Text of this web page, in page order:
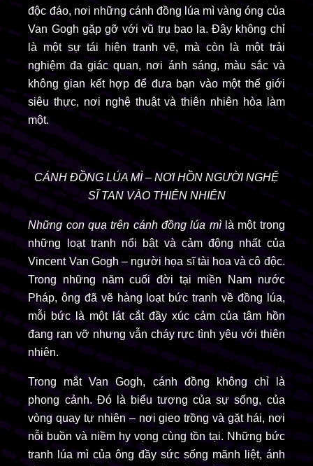
độc đáo, nơi những cánh đồng lúa mì vàng óng của
Van Gogh gặp gỡ với vũ trụ bao la. Đây không chỉ
là một sự tái hiện tranh vẽ, mà còn là một trải
nghiệm đa giác quan, nơi ánh sáng, màu sắc và
không gian kết hợp để đưa bạn vào một thế giới
siêu thực, nơi nghệ thuật và thiên nhiên hòa làm
một.
CÁNH ĐỒNG LÚA MÌ – NƠI HỒN NGƯỜI NGHỆ
SĨ TAN VÀO THIÊN NHIÊN
Những con quạ trên cánh đồng lúa mì là một trong
những loạt tranh nổi bật và cảm động nhất của
Vincent Van Gogh – người họa sĩ tài hoa và cô độc.
Trong những năm cuối đời tại miền Nam nước
Pháp, ông đã vẽ hàng loạt bức tranh về đồng lúa,
mỗi bức là một lát cắt đầy xúc cảm của tâm hồn
đang rạn vỡ nhưng vẫn cháy rực tình yêu với thiên
nhiên.
Trong mắt Van Gogh, cánh đồng không chỉ là
phong cảnh. Đó là biểu tượng của sự sống, của
vòng quay tự nhiên – nơi gieo trồng và gặt hái, nơi
nỗi buồn và niềm hy vọng cùng tồn tại. Những bức
tranh lúa mì của ông đầy sức sống mãnh liệt, ánh